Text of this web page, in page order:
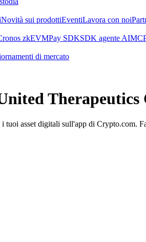
Novità sui prodottiEventiLavora con noi
zkEVMPay SDKSDK agente AI
di mercato
i tuoi asset digitali sull'app di Crypto.com.